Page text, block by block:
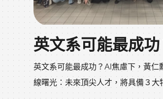
英文系可能最成功？AI焦慮下，黃仁
線曙光：未來頂尖人才，將具備３大